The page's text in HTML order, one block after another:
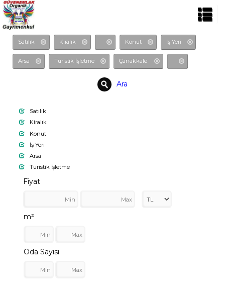
Satılık Kiralık Konut İş Yeri
Arsa Turistik İşletme Çanakkale
Ara
Satılık
Kiralık
Konut
İş Yeri
Arsa
Turistik İşletme
Fiyat
m²
Oda Sayısı